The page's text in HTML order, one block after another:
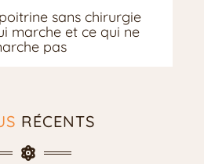
sans chirurgie
marche et ce qui ne
pas
RÉCENTS